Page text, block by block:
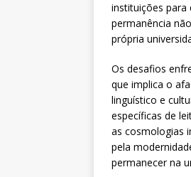
instituições para
permanência
própria
Os desafios
que implica o
linguístico e
específicas de
as cosmologias
pela
permanecer na